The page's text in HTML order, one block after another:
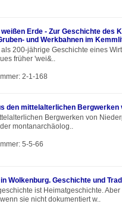
weißen Erde - Zur Geschichte des
und Werkbahnen im
als 200-jährige Geschichte eines
früher 'wei&..
2-1-168
den mittelalterlichen Bergwerken
Bergwerken von
montanarchäolog..
5-5-66
Wolkenburg. Geschichte und
ist Heimatgeschichte.
sie nicht dokumentiert w..